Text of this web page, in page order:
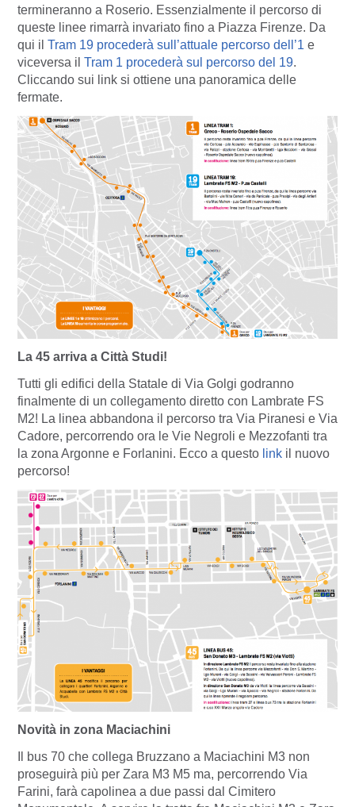
termineranno a Roserio. Essenzialmente il percorso di
queste linee rimarrà invariato fino a Piazza Firenze. Da
qui il Tram 19 procederà sull’attuale percorso dell’1 e
viceversa il Tram 1 procederà sul percorso del 19.
Cliccando sui link si ottiene una panoramica delle
fermate.
La 45 arriva a Città Studi!
Tutti gli edifici della Statale di Via Golgi godranno
finalmente di un collegamento diretto con Lambrate FS
M2! La linea abbandona il percorso tra Via Piranesi e Via
Cadore, percorrendo ora le Vie Negroli e Mezzofanti tra
la zona Argonne e Forlanini. Ecco a questo link il nuovo
percorso!
Novità in zona Maciachini
Il bus 70 che collega Bruzzano a Maciachini M3 non
proseguirà più per Zara M3 M5 ma, percorrendo Via
Farini, farà capolinea a due passi dal Cimitero